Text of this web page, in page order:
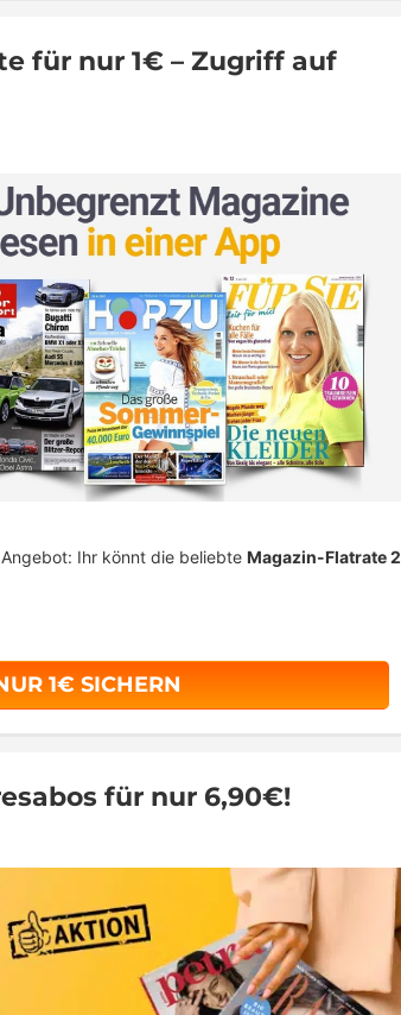
für nur 1€ – Zugriff auf
Ihr könnt die beliebte Magazin-Flatrate 2
1€ SICHERN
für nur 6,90€!